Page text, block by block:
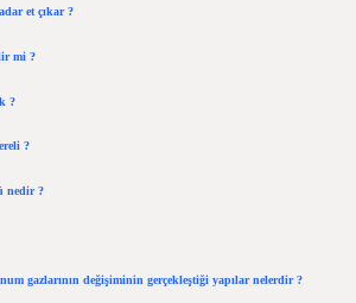
et çıkar ?
mi ?
?
?
nedir ?
gazlarının değişiminin gerçekleştiği yapılar nelerdir ?